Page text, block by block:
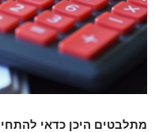
מתלבטים היכן כדאי